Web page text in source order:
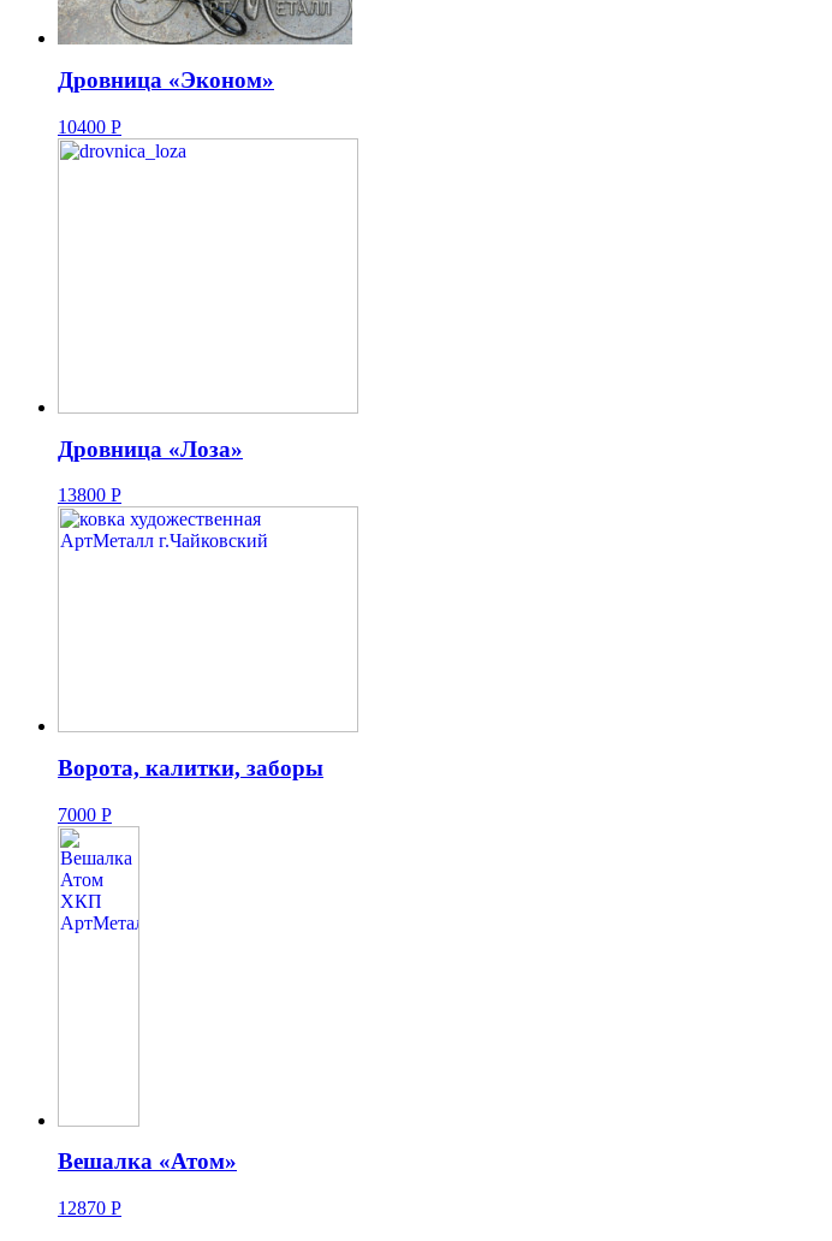
Дровница «Эконом»
10400 Р
Дровница «Лоза»
13800 Р
Ворота, калитки, заборы
7000 Р
Вешалка «Атом»
12870 Р